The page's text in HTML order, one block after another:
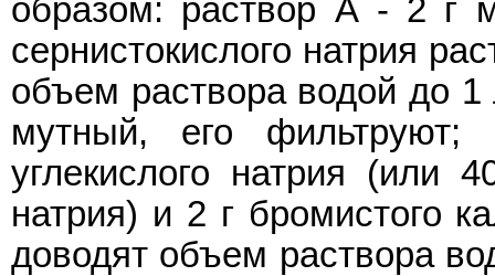
образом: раствор А - 2 г
сернистокислого натрия
объем раствора водой до
мутный, его
углекислого натрия (или
натрия) и 2 г бромистого
доводят объем раствора